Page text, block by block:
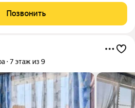
ценителей изысканной
сервиса и необыкновенной
Позвонить
7 этаж из 9